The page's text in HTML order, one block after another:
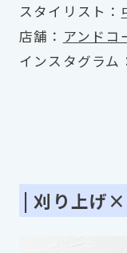
スタイリスト：
店舗： アンドコ
インスタグラム
| 刈り上げ